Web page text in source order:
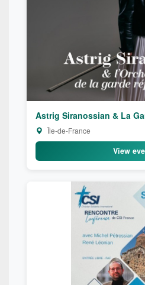
Astrig Siranossian & La
Île-de-France
View